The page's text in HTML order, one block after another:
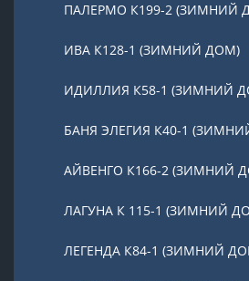
ПАЛЕРМО К199-2 (ЗИМНИЙ
ИВА К128-1 (ЗИМНИЙ ДОМ)
ИДИЛЛИЯ К58-1 (ЗИМНИЙ
БАНЯ ЭЛЕГИЯ К40-1
АЙВЕНГО К166-2 (ЗИМНИЙ
ЛАГУНА К 115-1 (ЗИМНИЙ
ЛЕГЕНДА К84-1 (ЗИМНИЙ